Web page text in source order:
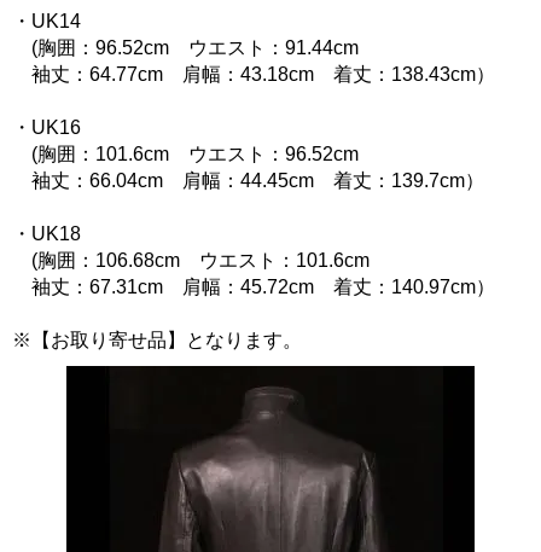
・UK14
(胸囲：96.52cm ウエスト：91.44cm
袖丈：64.77cm 肩幅：43.18cm 着丈：138.43cm）
・UK16
(胸囲：101.6cm ウエスト：96.52cm
袖丈：66.04cm 肩幅：44.45cm 着丈：139.7cm）
・UK18
(胸囲：106.68cm ウエスト：101.6cm
袖丈：67.31cm 肩幅：45.72cm 着丈：140.97cm）
※【お取り寄せ品】となります。